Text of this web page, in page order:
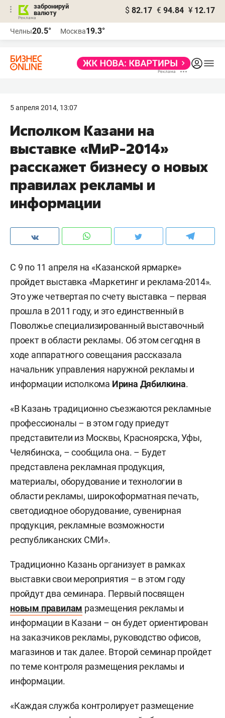
забронируй
валюту
$ 82.17 € 94.84 ¥ 12.17
Челны20.5° Москва19.3°
5 апреля 2014, 13:07
Исполком Казани на
выставке «МиР-2014»
расскажет бизнесу о новых
правилах рекламы и
информации
С 9 по 11 апреля на «Казанской ярмарке»
пройдет выставка «Маркетинг и реклама-2014».
Это уже четвертая по счету выставка – первая
прошла в 2011 году, и это единственный в
Поволжье специализированный выставочный
проект в области рекламы. Об этом сегодня в
ходе аппаратного совещания рассказала
начальник управления наружной рекламы и
информации исполкома Ирина Дябилкина.
«В Казань традиционно съезжаются рекламные
профессионалы – в этом году приедут
представители из Москвы, Красноярска, Уфы,
Челябинска, – сообщила она. – Будет
представлена рекламная продукция,
материалы, оборудование и технологии в
области рекламы, широкоформатная печать,
светодиодное оборудование, сувенирная
продукция, рекламные возможности
республиканских СМИ».
Традиционно Казань организует в рамках
выставки свои мероприятия – в этом году
пройдут два семинара. Первый посвящен
новым правилам размещения рекламы и
информации в Казани – он будет ориентирован
на заказчиков рекламы, руководство офисов,
магазинов и так далее. Второй семинар пройдет
по теме контроля размещения рекламы и
информации.
«Каждая служба контролирует размещение